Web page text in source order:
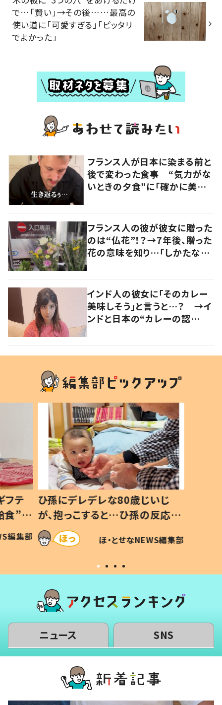
で…「賢い」→その後……最高の
使い道に「可愛すぎる」「ピッタリ
でよかった」
フランス人が日本に染まる前と
後で変わった食事 “気力がな
いときの夕食”に「確かに美味
フランス人の彼が彼女に贈った
のは“仏花”！？→7年後、贈った
花の意味を知り…「しかたな
インド人の彼女に「そのカレー
美味しそう」と言うと…？ →イ
ンドと日本の“カレーの認
じ
応に
仕方な
編集部
生後8ヶ月で亡くなった息子 約
3年半後、当時の妻の日記に書い
てあった本音とは
ほ・とせなNEWS編集部
ニュース SNS